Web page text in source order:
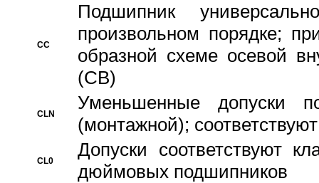
CC
Подшипник
произвольном порядке;
образной схеме осевой
(CB)
CLN
Уменьшенные
(монтажной);
CL0
Допуски соответствуют
дюймовых подшипников